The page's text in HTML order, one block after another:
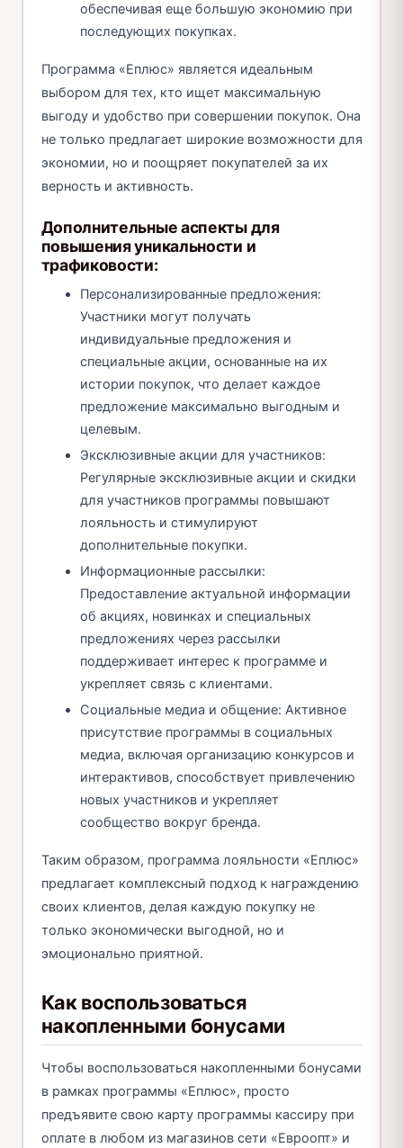
обеспечивая еще большую экономию при
последующих покупках.
Программа «Еплюс» является идеальным
выбором для тех, кто ищет максимальную
выгоду и удобство при совершении покупок. Она
не только предлагает широкие возможности для
экономии, но и поощряет покупателей за их
верность и активность.
Дополнительные аспекты для
повышения уникальности и
трафиковости:
Персонализированные предложения:
Участники могут получать
индивидуальные предложения и
специальные акции, основанные на их
истории покупок, что делает каждое
предложение максимально выгодным и
целевым.
Эксклюзивные акции для участников:
Регулярные эксклюзивные акции и скидки
для участников программы повышают
лояльность и стимулируют
дополнительные покупки.
Информационные рассылки:
Предоставление актуальной информации
об акциях, новинках и специальных
предложениях через рассылки
поддерживает интерес к программе и
укрепляет связь с клиентами.
Социальные медиа и общение: Активное
присутствие программы в социальных
медиа, включая организацию конкурсов и
интерактивов, способствует привлечению
новых участников и укрепляет
сообщество вокруг бренда.
Таким образом, программа лояльности «Еплюс»
предлагает комплексный подход к награждению
своих клиентов, делая каждую покупку не
только экономически выгодной, но и
эмоционально приятной.
Как воспользоваться
накопленными бонусами
Чтобы воспользоваться накопленными бонусами
в рамках программы «Еплюс», просто
предъявите свою карту программы кассиру при
оплате в любом из магазинов сети «Евроопт» и